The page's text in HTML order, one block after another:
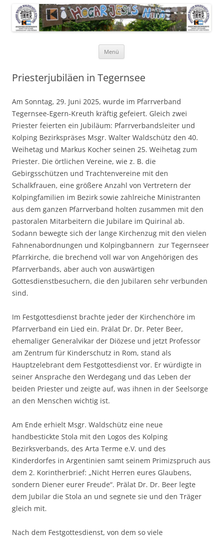
Menü
Priesterjubiläen in Tegernsee
Am Sonntag, 29. Juni 2025, wurde im Pfarrverband
Tegernsee-Egern-Kreuth kräftig gefeiert. Gleich zwei
Priester feierten ein Jubiläum: Pfarrverbandsleiter und
Kolping Bezirkspräses Msgr. Walter Waldschütz den 40.
Weihetag und Markus Kocher seinen 25. Weihetag zum
Priester. Die örtlichen Vereine, wie z. B. die
Gebirgsschützen und Trachtenvereine mit den
Schalkfrauen, eine größere Anzahl von Vertretern der
Kolpingfamilien im Bezirk sowie zahlreiche Ministranten
aus dem ganzen Pfarrverband holten zusammen mit den
pastoralen Mitarbeitern die Jubilare im Quirinal ab.
Sodann bewegte sich der lange Kirchenzug mit den vielen
Fahnenabordnungen und Kolpingbannern zur Tegernseer
Pfarrkirche, die brechend voll war von Angehörigen des
Pfarrverbands, aber auch von auswärtigen
Gottesdienstbesuchern, die den Jubilaren sehr verbunden
sind.
Im Festgottesdienst brachte jeder der Kirchenchöre im
Pfarrverband ein Lied ein. Prälat Dr. Dr. Peter Beer,
ehemaliger Generalvikar der Diözese und jetzt Professor
am Zentrum für Kinderschutz in Rom, stand als
Hauptzelebrant dem Festgottesdienst vor. Er würdigte in
seiner Ansprache den Werdegang und das Leben der
beiden Priester und zeigte auf, was ihnen in der Seelsorge
an den Menschen wichtig ist.
Am Ende erhielt Msgr. Waldschütz eine neue
handbestickte Stola mit den Logos des Kolping
Bezirksverbands, des Arta Terme e.V. und des
Kinderdorfes in Argentinien samt seinem Primizspruch aus
dem 2. Korintherbrief: „Nicht Herren eures Glaubens,
sondern Diener eurer Freude“. Prälat Dr. Dr. Beer legte
dem Jubilar die Stola an und segnete sie und den Träger
gleich mit.
Nach dem Festgottesdienst, von dem so viele